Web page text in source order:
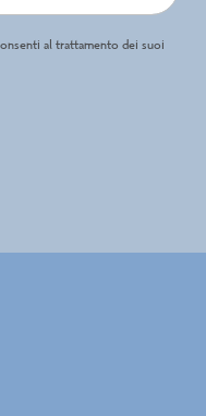
al trattamento dei suoi